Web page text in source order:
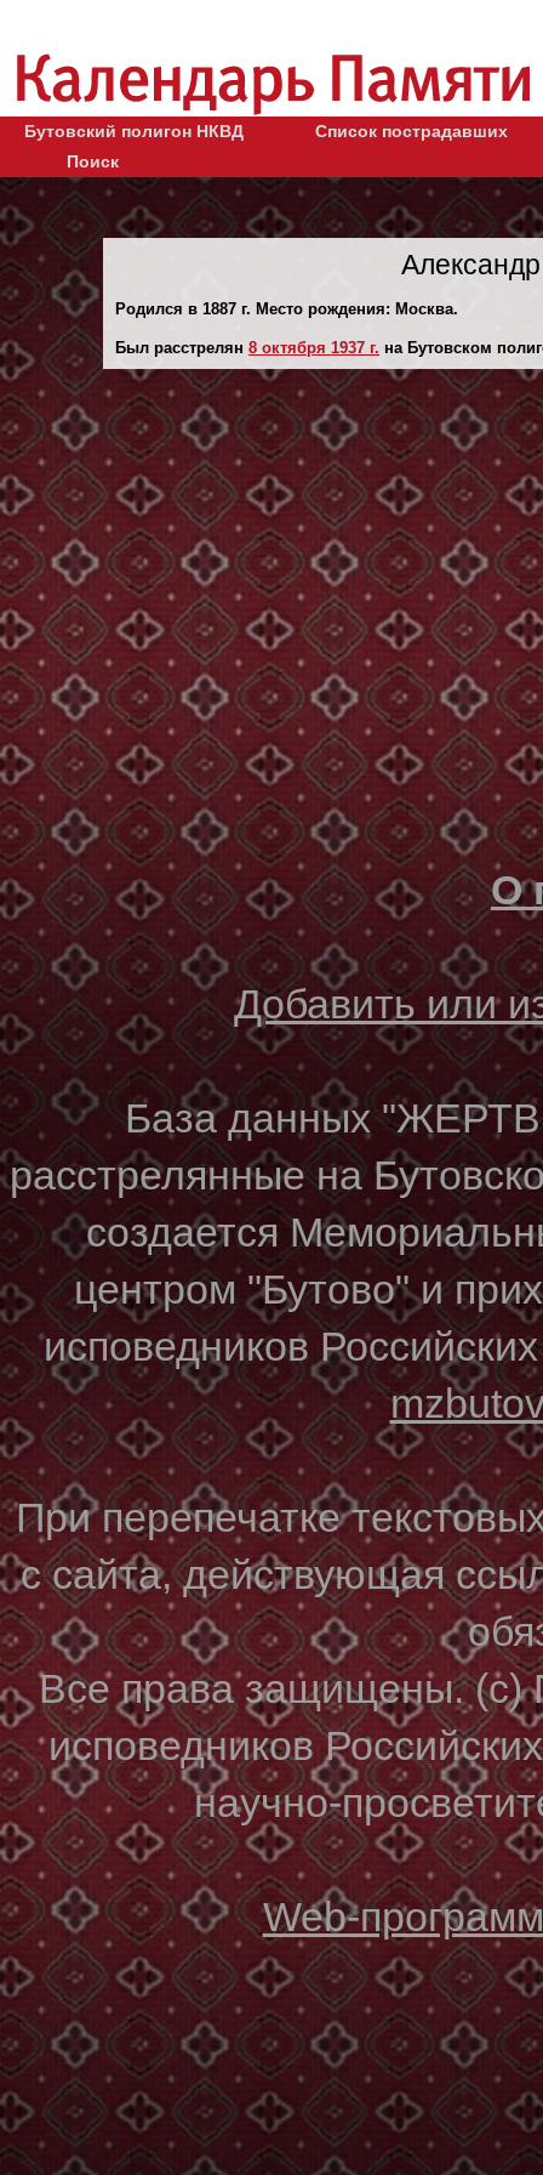
Бутовский полигон НКВД
Список пострадавших
Поиск
Родился в 1887 г. Место рождения: Москва.
Был расстрелян 8 октября 1937 г. на Бутовском
О
Добавить или
База данных
расстрелянные на
создается
центром "Бутово" и
исповедников
При перепечатке
с сайта, действующая
Все права защищены. (с)
исповедников
научно-
Web-